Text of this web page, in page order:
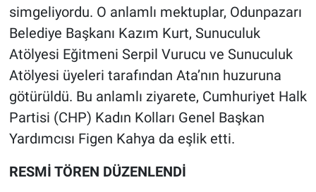
simgeliyordu. O anlamlı mektuplar, Odunpazarı
Belediye Başkanı Kazım Kurt, Sunuculuk
Atölyesi Eğitmeni Serpil Vurucu ve Sunuculuk
Atölyesi üyeleri tarafından Ata’nın huzuruna
götürüldü. Bu anlamlı ziyarete, Cumhuriyet Halk
Partisi (CHP) Kadın Kolları Genel Başkan
Yardımcısı Figen Kahya da eşlik etti.
RESMİ TÖREN DÜZENLENDİ